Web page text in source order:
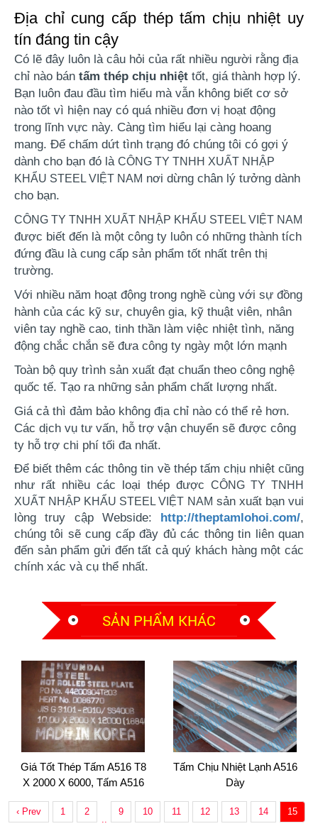
Địa chỉ cung cấp thép tấm chịu nhiệt uy
tín đáng tin cậy
Có lẽ đây luôn là câu hỏi của rất nhiều người rằng địa
chỉ nào bán tấm thép chịu nhiệt tốt, giá thành hợp lý.
Bạn luôn đau đầu tìm hiểu mà vẫn không biết cơ sở
nào tốt vì hiện nay có quá nhiều đơn vị hoạt động
trong lĩnh vực này. Càng tìm hiểu lại càng hoang
mang. Để chấm dứt tình trạng đó chúng tôi có gợi ý
dành cho bạn đó là CÔNG TY TNHH XUẤT NHẬP
KHẨU STEEL VIỆT NAM nơi dừng chân lý tưởng dành
cho bạn.
CÔNG TY TNHH XUẤT NHẬP KHẨU STEEL VIỆT NAM
được biết đến là một công ty luôn có những thành tích
đứng đầu là cung cấp sản phẩm tốt nhất trên thị
trường.
Với nhiều năm hoạt động trong nghề cùng với sự đồng
hành của các kỹ sư, chuyên gia, kỹ thuật viên, nhân
viên tay nghề cao, tinh thần làm việc nhiệt tình, năng
động chắc chắn sẽ đưa công ty ngày một lớn mạnh
Toàn bộ quy trình sản xuất đạt chuẩn theo công nghệ
quốc tế. Tạo ra những sản phẩm chất lượng nhất.
Giá cả thì đảm bảo không địa chỉ nào có thể rẻ hơn.
Các dịch vụ tư vấn, hỗ trợ vận chuyển sẽ được công
ty hỗ trợ chi phí tối đa nhất.
Để biết thêm các thông tin về thép tấm chịu nhiệtcũng
như rất nhiều các loại thép được CÔNG TY TNHH
XUẤT NHẬP KHẨU STEEL VIỆT NAM sản xuất bạn vui
lòng truy cập Webside: http://theptamlohoi.com/,
chúng tôi sẽ cung cấp đầy đủ các thông tin liên quan
đến sản phẩm gửi đến tất cả quý khách hàng một các
chính xác và cụ thể nhất.
SẢN PHẨM KHÁC
Giá Tốt Thép Tấm A516 T8
X 2000 X 6000, Tấm A516
Tấm Chịu Nhiệt Lạnh A516
Dày
Mm
‹ Prev 1 2
..
9 10 11 12 13 14 15
giá thép chịu nhiệt a515 thị trường mới nhất
07/2025
(29/07/2025)
trường ảm đạm 2024
(13/04/2024)
giá thép lập kỷ lục trong thòi gian ngắn 2022
(28/04/2021)
Thép tấm hợp kim 65g – CÔNG TY TNHH XUẤT
(28/11/2019)